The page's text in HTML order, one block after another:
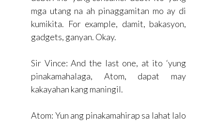
mga utang na ah pinaggamitan mo ay di
kumikita. For example, damit, bakasyon,
gadgets, ganyan. Okay.
Sir Vince: And the last one, at ito ‘yung
pinakamahalaga, Atom, dapat may
kakayahan kang maningil.
Atom: Yun ang pinakamahirap sa lahat lalo